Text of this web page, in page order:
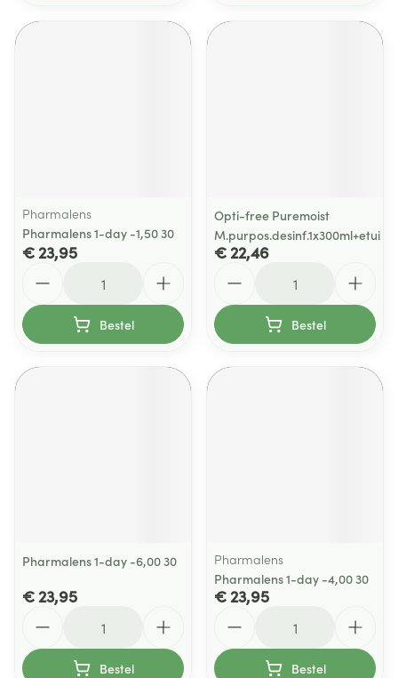
Pharmalens
Pharmalens 1-day -1,50 30
€ 23,95
Bestel
Opti-free Puremoist
M.purpos.desinf.1x300ml+etui
€ 22,46
Bestel
Pharmalens 1-day -6,00 30
€ 23,95
Bestel
Pharmalens
Pharmalens 1-day -4,00 30
€ 23,95
Bestel